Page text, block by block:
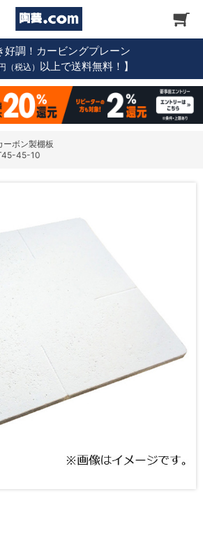
好調！カービングプレーン
（税込） 以上で送料無料！】
ーボン製棚板
45-10